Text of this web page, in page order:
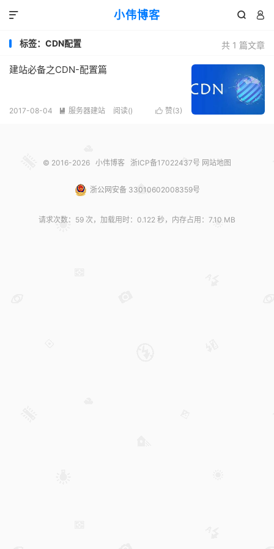
小伟博客  

共 1 篇文章
标签：CDN配置
建站必备之CDN-配置篇
 赞(3)
2017-08-04  服务器建站 阅读()
© 2016-2026 小伟博客 浙ICP备17022437号 网站地图
浙公网安备 33010602008359号
请求次数：59 次，加载用时：0.122 秒，内存占用：7.10 MB